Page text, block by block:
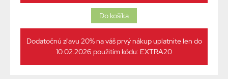
Dodatočnú zľavu 20% na váš prvý nákup uplatnite len do
10.02.2026 použitím kódu: EXTRA20